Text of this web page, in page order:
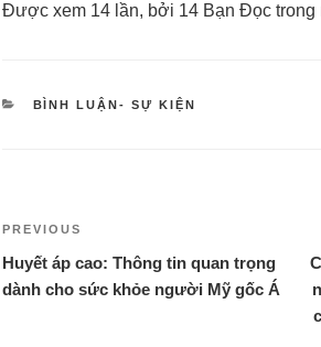
Được xem 14 lần, bởi 14 Bạn Đọc trong
BÌNH LUẬN- SỰ KIỆN
PREVIOUS
Huyết áp cao: Thông tin quan trọng
dành cho sức khỏe người Mỹ gốc Á